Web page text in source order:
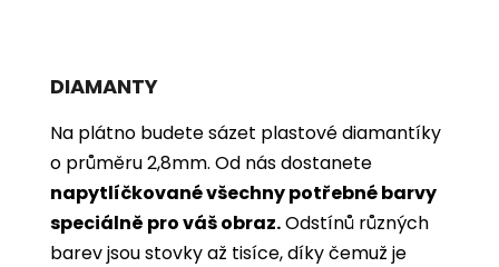
DIAMANTY
Na plátno budete sázet plastové diamantíky
o průměru 2,8mm. Od nás dostanete
napytlíčkované všechny potřebné barvy
speciálně pro váš obraz.Odstínů různých
barev jsou stovky až tisíce, díky čemuž je